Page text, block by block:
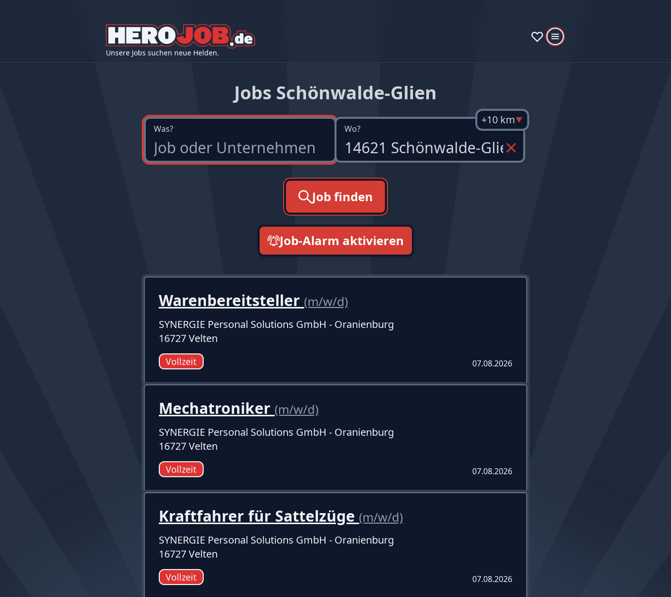
Unsere Jobs suchen neue Helden.
Jobs Schönwalde-Glien
Was? Wo?
+10 km
Job finden
Job-Alarm aktivieren
Warenbereitsteller (m/w/d)
SYNERGIE Personal Solutions GmbH - Oranienburg
16727 Velten
Vollzeit 07.08.2026
Mechatroniker (m/w/d)
SYNERGIE Personal Solutions GmbH - Oranienburg
16727 Velten
Vollzeit 07.08.2026
Kraftfahrer für Sattelzüge (m/w/d)
SYNERGIE Personal Solutions GmbH - Oranienburg
16727 Velten
Vollzeit 07.08.2026